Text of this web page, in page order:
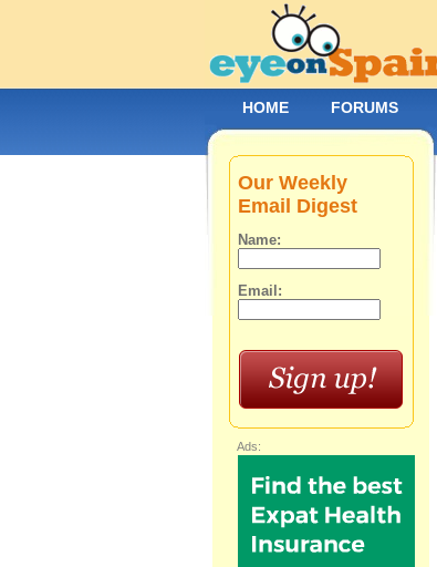
Our Weekly
Email Digest
Name:
Email:
Ads:
HOME FORUMS